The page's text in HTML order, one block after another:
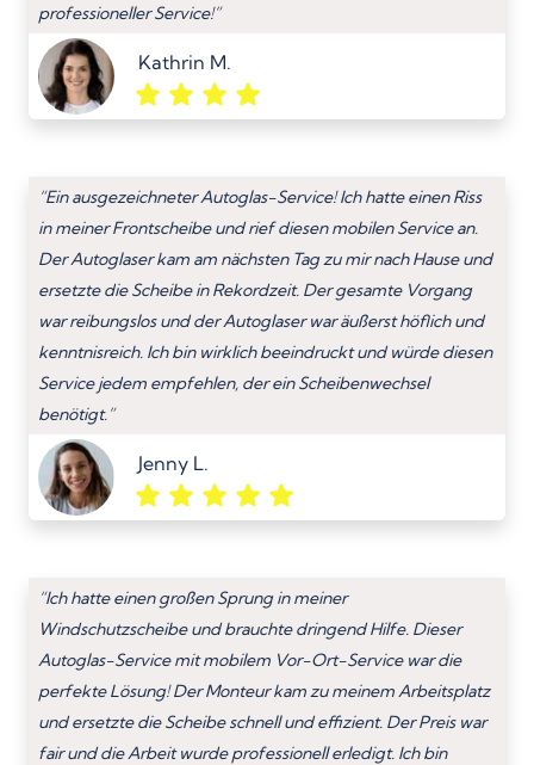
professioneller Service!”
Kathrin M.
“Ein ausgezeichneter Autoglas-Service! Ich hatte einen Riss
in meiner Frontscheibe und rief diesen mobilen Service an.
Der Autoglaser kam am nächsten Tag zu mir nach Hause und
ersetzte die Scheibe in Rekordzeit. Der gesamte Vorgang
war reibungslos und der Autoglaser war äußerst höflich und
kenntnisreich. Ich bin wirklich beeindruckt und würde diesen
Service jedem empfehlen, der ein Scheibenwechsel
benötigt.”
Jenny L.
“Ich hatte einen großen Sprung in meiner
Windschutzscheibe und brauchte dringend Hilfe. Dieser
Autoglas-Service mit mobilem Vor-Ort-Service war die
perfekte Lösung! Der Monteur kam zu meinem Arbeitsplatz
und ersetzte die Scheibe schnell und effizient. Der Preis war
fair und die Arbeit wurde professionell erledigt. Ich bin